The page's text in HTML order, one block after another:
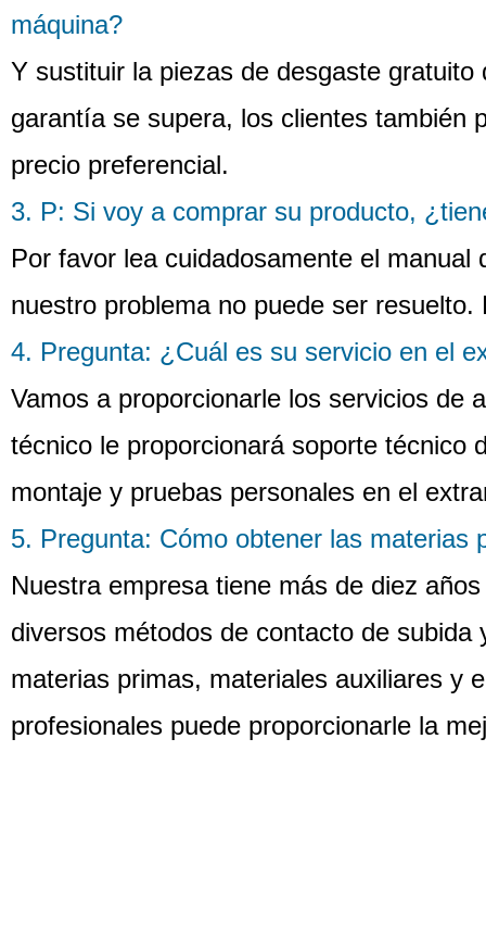
máquina?
Y sustituir la piezas de desgaste
garantía se supera, los clientes también
precio preferencial.
3. P: Si voy a comprar su producto,
Por favor lea cuidadosamente el
nuestro problema no puede ser
4. Pregunta: ¿Cuál es su servicio en el
Vamos a proporcionarle los servicios de
técnico le proporcionará soporte técnico
montaje y pruebas personales en el
5. Pregunta: Cómo obtener las materias
Nuestra empresa tiene más de diez
diversos métodos de contacto de
materias primas, materiales auxiliares y
profesionales puede proporcionarle la